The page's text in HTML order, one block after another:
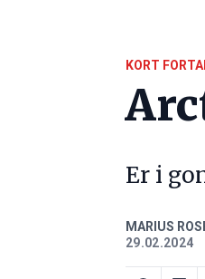
KORT
Er i
MARIUS
29.02.2024